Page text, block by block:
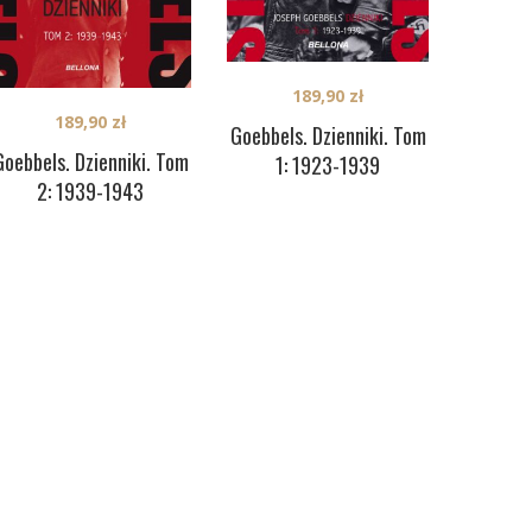
Dzienniki. Tom
2: 1939-1943
189,90 zł
Goebbels. Dzienniki. Tom
1: 1923-1939
189,90 zł